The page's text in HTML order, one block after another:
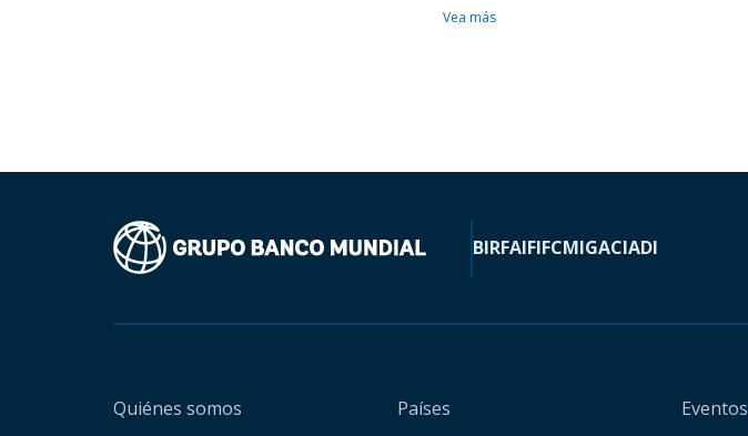
Vea más
BIRFAIFIFCMIGACIADI
Quiénes somos
Países
Eventos